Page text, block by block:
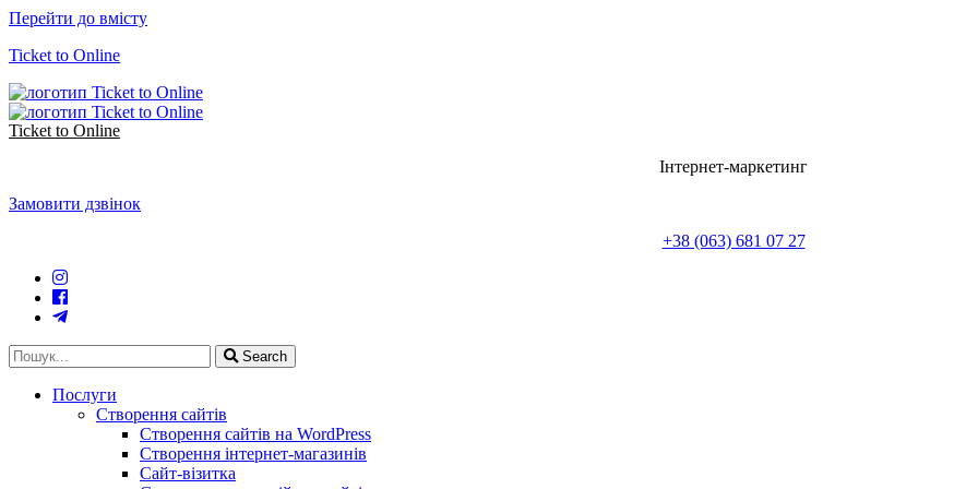
Перейти до вмісту
Ticket to Online
Ticket to Online
Інтернет-маркетинг
Замовити дзвінок
+38 (063) 681 07 27
Search
Послуги
Створення сайтів
Створення сайтів на WordPress
Створення інтернет-магазинів
Сайт-візитка